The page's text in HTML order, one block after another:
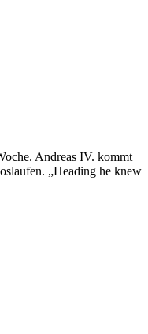
Andreas IV. kommt
„Heading he knew